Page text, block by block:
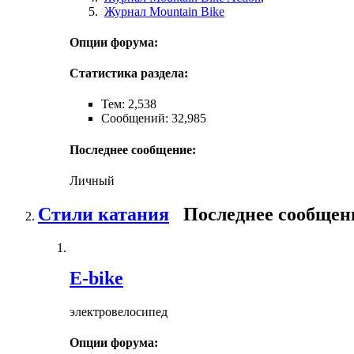
Журнал Mountain Bike
Опции форума:
Статистика раздела:
Тем: 2,538
Сообщений: 32,985
Последнее сообщение:
Личный
Стили катания Последнее
E-bike
электровелосипед
Опции форума: